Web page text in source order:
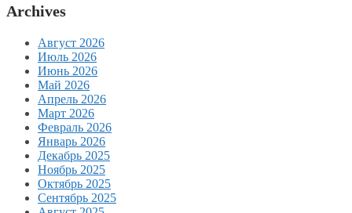
Archives
Август 2026
Июль 2026
Июнь 2026
Май 2026
Апрель 2026
Март 2026
Февраль 2026
Январь 2026
Декабрь 2025
Ноябрь 2025
Октябрь 2025
Сентябрь 2025